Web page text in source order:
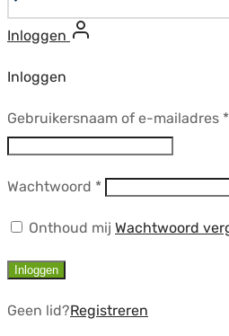
Inloggen
Inloggen
Gebruikersnaam of e-mailadres *
Wachtwoord *Vereist
Onthoud mij Wachtwoord
Inloggen
Geen lid?Registreren